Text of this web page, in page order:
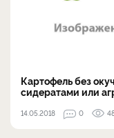
Картофель без
сидератами или
14.05.2018 0